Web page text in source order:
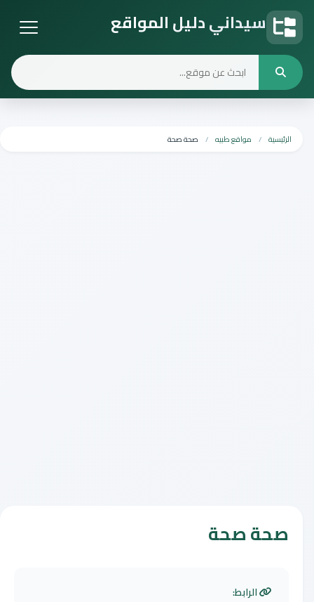
سيداني دليل المواقع
الرئيسية مواقع طبيه صحة صحة
صحة صحة
الرابط: